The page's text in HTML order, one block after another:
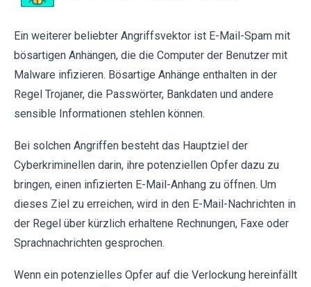
Ein weiterer beliebter Angriffsvektor ist E-Mail-Spam mit
bösartigen Anhängen, die die Computer der Benutzer mit
Malware infizieren. Bösartige Anhänge enthalten in der
Regel Trojaner, die Passwörter, Bankdaten und andere
sensible Informationen stehlen können.
Bei solchen Angriffen besteht das Hauptziel der
Cyberkriminellen darin, ihre potenziellen Opfer dazu zu
bringen, einen infizierten E-Mail-Anhang zu öffnen. Um
dieses Ziel zu erreichen, wird in den E-Mail-Nachrichten in
der Regel über kürzlich erhaltene Rechnungen, Faxe oder
Sprachnachrichten gesprochen.
Wenn ein potenzielles Opfer auf die Verlockung hereinfällt